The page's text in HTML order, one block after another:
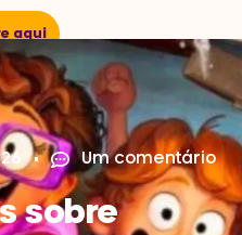
aqui
Um comentário
sobre